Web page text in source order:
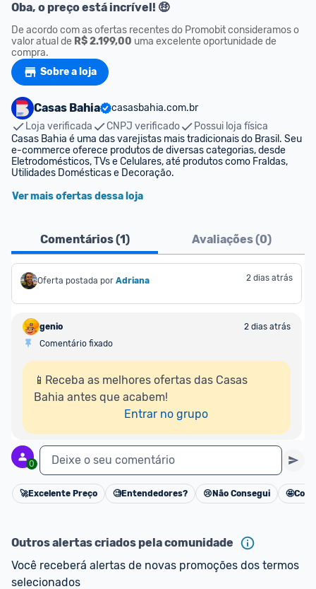
Oba, o preço está incrível! 🤑
De acordo com as ofertas recentes do Promobit consideramos o
valor atual de R$ 2.199,00 uma excelente oportunidade de
compra.
Sobre a loja
Casas Bahia
casasbahia.com.br
Loja verificada
CNPJ verificado
Possui loja física
Casas Bahia é uma das varejistas mais tradicionais do Brasil. Seu
e-commerce oferece produtos de diversas categorias, desde
Eletrodomésticos, TVs e Celulares, até produtos como Fraldas,
Utilidades Domésticas e Decoração.
Ver mais ofertas dessa loja
Comentários (1) Avaliações (0)
Oferta postada por Adriana 2 dias atrás
genio
2 dias atrás
Comentário fixado
📱Receba as melhores ofertas das Casas
Bahia antes que acabem!
Entrar no grupo
0 Deixe o seu comentário
Cancelar
🚀Excelente Preço 🧐Entendedores? 😢 Não Consegui 🤩
Outros alertas criados pela comunidade
Você receberá alertas de novas promoções dos termos
selecionados